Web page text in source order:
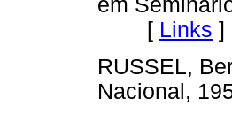
em
[ Links ]
RUSSEL,
Nacional,